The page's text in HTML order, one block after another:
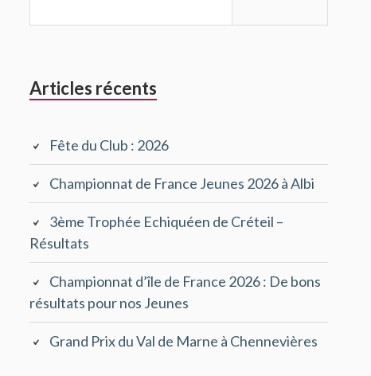
Articles récents
Fête du Club : 2026
Championnat de France Jeunes 2026 à Albi
3ème Trophée Echiquéen de Créteil –
Résultats
Championnat d’île de France 2026 : De bons
résultats pour nos Jeunes
Grand Prix du Val de Marne à Chennevières